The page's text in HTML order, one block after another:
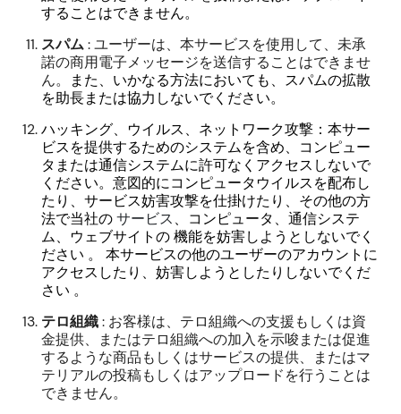
することはできません。
スパム: ユーザーは、本サービスを使用して、未承
諾の商用電子メッセージを送信することはできませ
ん。
また、いかなる方法においても、スパムの拡散
を助長または協力しないでください。
ハッキング、ウイルス、ネットワーク攻撃：本サー
ビスを提供するためのシステムを含め、コンピュー
タまたは通信システムに許可なくアクセスしないで
ください。意図的にコンピュータウイルスを配布し
たり、サービス妨害攻撃を仕掛けたり、その他の方
法で当社のサービス、コンピュータ、通信システ
ム、ウェブサイトの機能を妨害しようとしないでく
ださい 。 本サービスの他のユーザーのアカウントに
アクセスしたり、妨害しようとしたりしないでくだ
さい 。
テロ組織: お客様は、テロ組織への支援もしくは資
金提供、またはテロ組織への加入を示唆または促進
するような商品もしくはサービスの提供、またはマ
テリアルの投稿もしくはアップロードを行うことは
できません。